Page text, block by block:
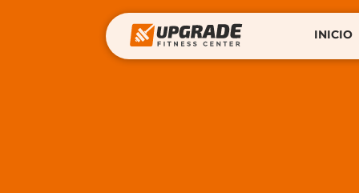
INICIO